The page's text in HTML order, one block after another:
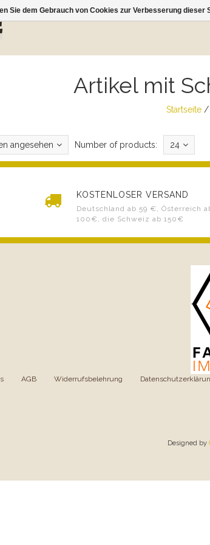
Artikel mit
Startseite/
angesehen Number of products: 24
KOSTENLOSER VERSAND
Deutschland ab 59 €, Österreich
100€, die Schweiz ab 150€
AGB Widerrufsbelehrung
Designed by
Sie dem Gebrauch von Cookies zur Verbesserung dieser